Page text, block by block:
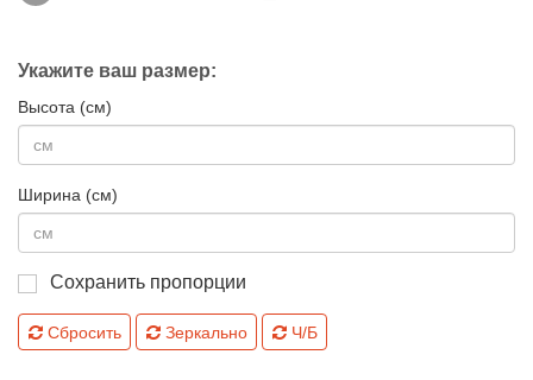
Укажите ваш размер:
Высота (см)
Ширина (см)
Сохранить пропорции
Сбросить Зеркально Ч/Б